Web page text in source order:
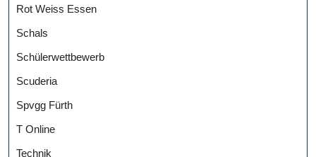
Rot Weiss Essen
Schals
Schülerwettbewerb
Scuderia
Spvgg Fürth
T Online
Technik